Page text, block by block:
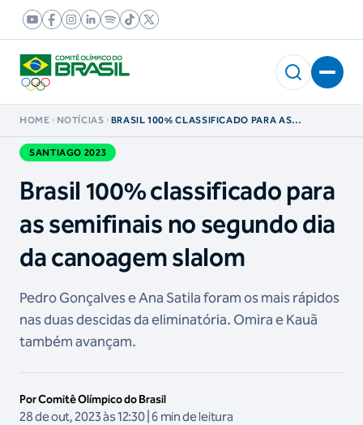
HOME NOTÍCIAS
BRASIL 100% CLASSIFICADO PARA AS
SLALOM
SANTIAGO 2023
Brasil 100% classificado para
as semifinais no segundo dia
da canoagem slalom
Pedro Gonçalves e Ana Satila foram os mais rápidos
nas duas descidas da eliminatória. Omira e Kauã
também avançam.
Por Comitê Olímpico do Brasil
28 de out, 2023 às 12:30 | 6 min de leitura